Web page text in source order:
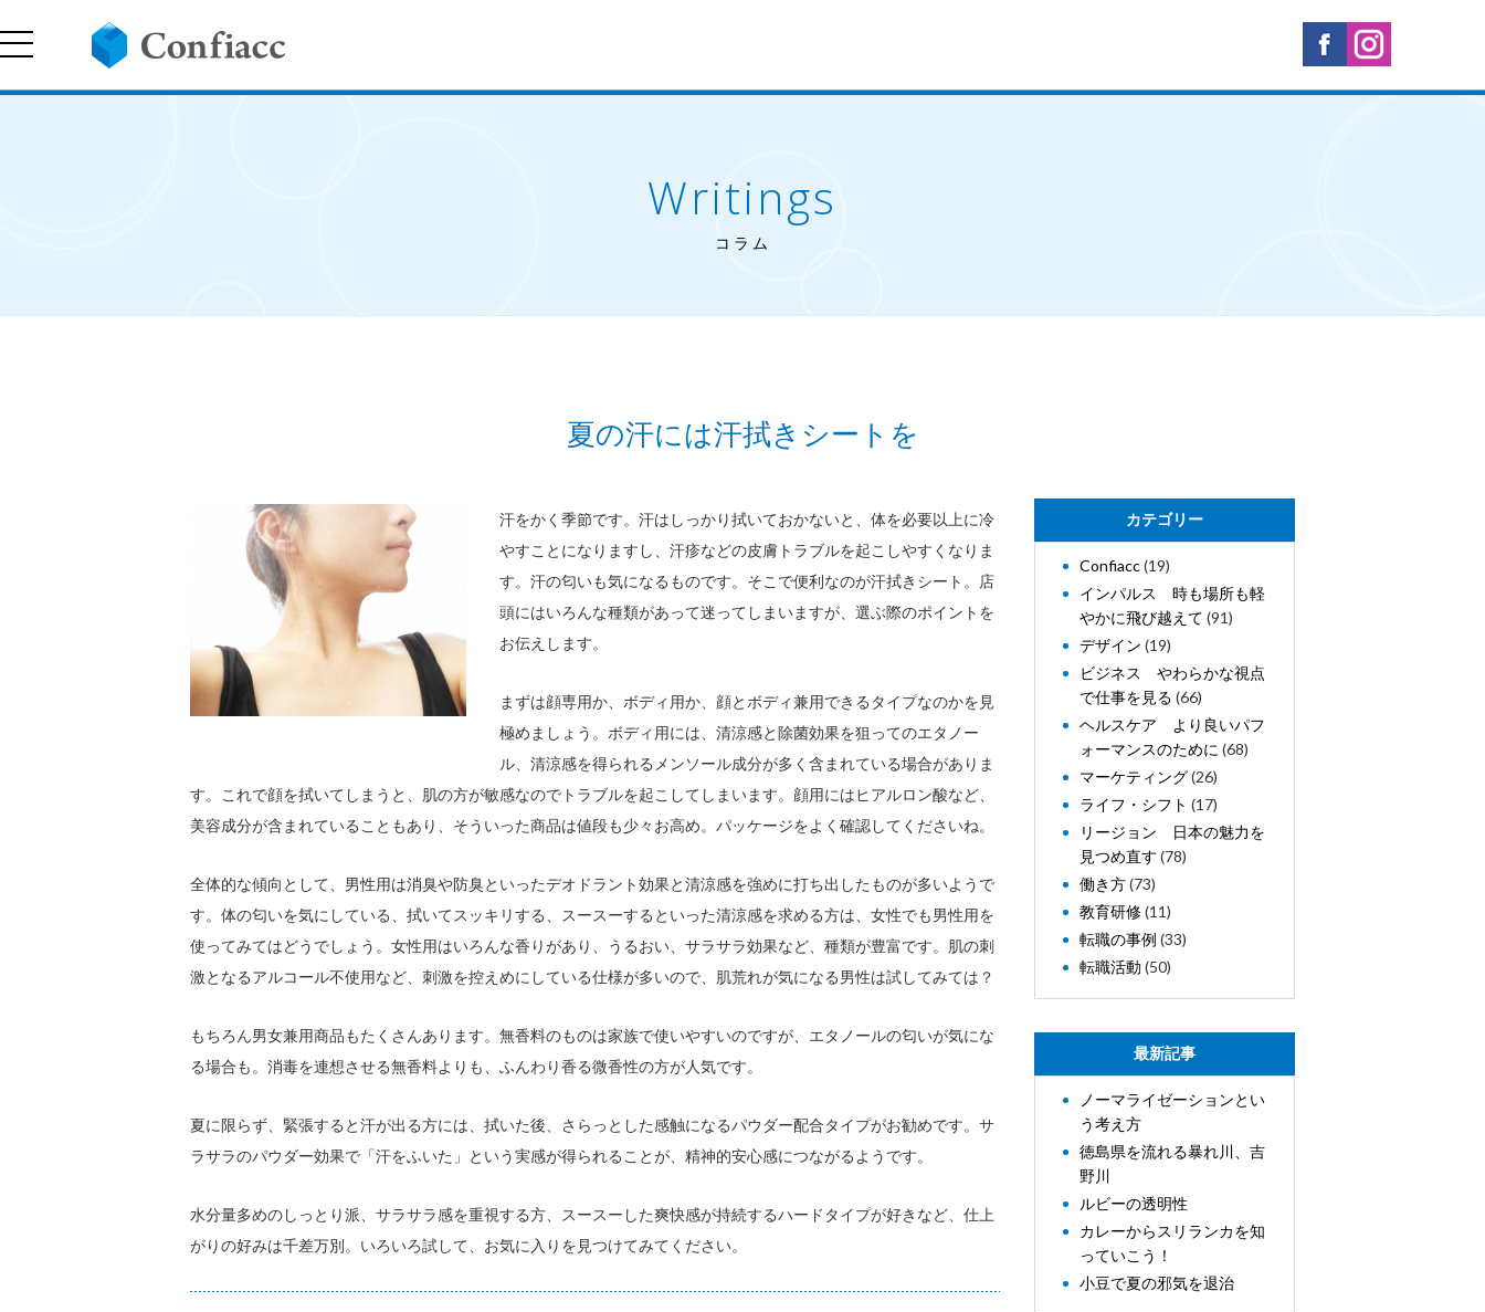
Writings
コラム
夏の汗には汗拭きシートを
汗をかく季節です。汗はしっかり拭いておかないと、体を必要以上に冷
やすことになりますし、汗疹などの皮膚トラブルを起こしやすくなりま
す。汗の匂いも気になるものです。そこで便利なのが汗拭きシート。店
頭にはいろんな種類があって迷ってしまいますが、選ぶ際のポイントを
お伝えします。
まずは顔専用か、ボディ用か、顔とボディ兼用できるタイプなのかを見
極めましょう。ボディ用には、清涼感と除菌効果を狙ってのエタノー
ル、清涼感を得られるメンソール成分が多く含まれている場合がありま
す。これで顔を拭いてしまうと、肌の方が敏感なのでトラブルを起こしてしまいます。顔用にはヒアルロン酸など、
美容成分が含まれていることもあり、そういった商品は値段も少々お高め。パッケージをよく確認してくださいね。
全体的な傾向として、男性用は消臭や防臭といったデオドラント効果と清涼感を強めに打ち出したものが多いようで
す。体の匂いを気にしている、拭いてスッキリする、スースーするといった清涼感を求める方は、女性でも男性用を
使ってみてはどうでしょう。女性用はいろんな香りがあり、うるおい、サラサラ効果など、種類が豊富です。肌の刺
激となるアルコール不使用など、刺激を控えめにしている仕様が多いので、肌荒れが気になる男性は試してみては？
もちろん男女兼用商品もたくさんあります。無香料のものは家族で使いやすいのですが、エタノールの匂いが気にな
る場合も。消毒を連想させる無香料よりも、ふんわり香る微香性の方が人気です。
夏に限らず、緊張すると汗が出る方には、拭いた後、さらっとした感触になるパウダー配合タイプがお勧めです。サ
ラサラのパウダー効果で「汗をふいた」という実感が得られることが、精神的安心感につながるようです。
水分量多めのしっとり派、サラサラ感を重視する方、スースーした爽快感が持続するハードタイプが好きなど、仕上
がりの好みは千差万別。いろいろ試して、お気に入りを見つけてみてください。
カテゴリー
Confiacc(19)
インパルス 時も場所も軽
やかに飛び越えて (91)
デザイン (19)
ビジネス やわらかな視点
で仕事を見る (66)
ヘルスケア より良いパフ
ォーマンスのために (68)
マーケティング(26)
ライフ・シフト (17)
リージョン 日本の魅力を
見つめ直す (78)
働き方(73)
教育研修(11)
転職の事例 (33)
転職活動 (50)
最新記事
ノーマライゼーションとい
う考え方
徳島県を流れる暴れ川、吉
野川
ルビーの透明性
カレーからスリランカを知
っていこう！
小豆で夏の邪気を退治